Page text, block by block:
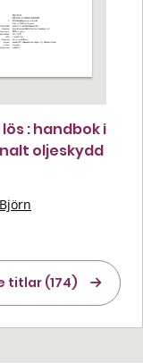
: handbok i
oljeskydd
titlar (174)